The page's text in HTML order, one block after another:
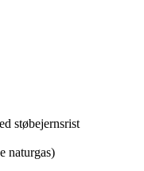
støbejernsrist
naturgas)